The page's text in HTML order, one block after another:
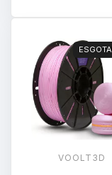
VOOLT3D